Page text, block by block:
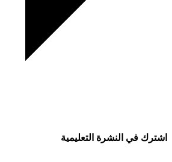
اشترك في النشرة التعليمية